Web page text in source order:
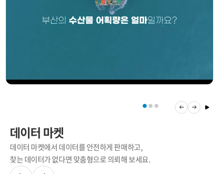
데이터 마켓
데이터 마켓에서 데이터를 안전하게 판매하고,
찾는 데이터가 없다면 맞춤형으로 의뢰해 보세요.